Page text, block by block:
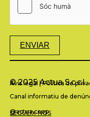
ENVIAR
© 2025 Actua S.c.c.l.
Avís legal |Política de
Canal informatiu de
SEGUEIX-NOS
@actua.coop